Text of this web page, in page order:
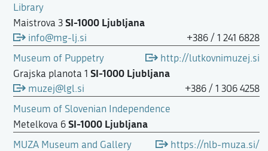
Library
Maistrova 3 SI-1000 Ljubljana
+386 / 1 241 6828
info@mg-lj.si
http://lutkovnimuzej.si
Museum of Puppetry
Grajska planota 1 SI-1000 Ljubljana
+386 / 1 306 4258
muzej@lgl.si
Museum of Slovenian Independence
Metelkova 6 SI-1000 Ljubljana
https://nlb-muza.si/
MUZA Museum and Gallery